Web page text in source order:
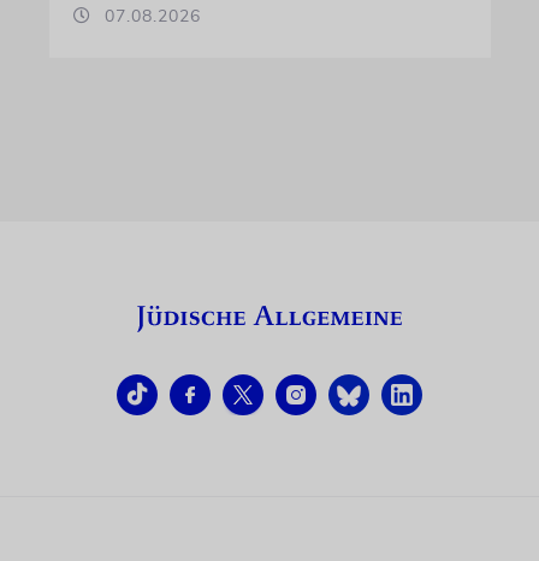
07.08.2026